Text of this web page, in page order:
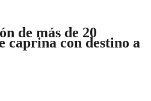
de más de 20
caprina con destino a